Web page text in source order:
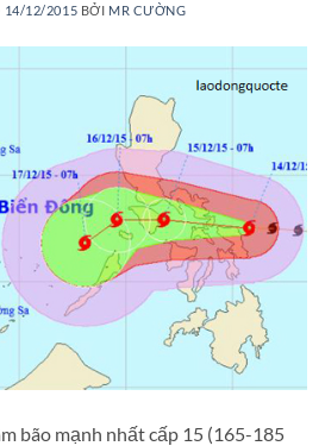
14/12/2015 BỞI MR CƯỜNG
bão mạnh nhất cấp 15 (165-185